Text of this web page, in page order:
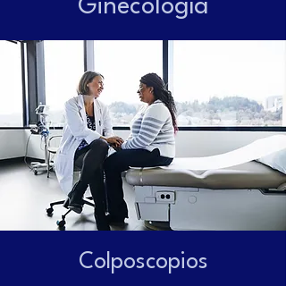
Ginecología
Colposcopios